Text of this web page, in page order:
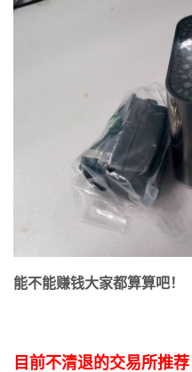
能不能赚钱大家都算算吧！
目前不清退的交易所推荐